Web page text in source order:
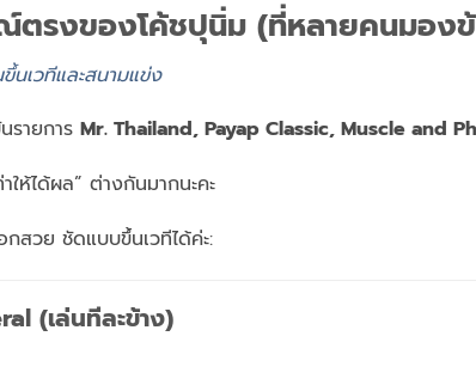
ตรงของโค้ชปุนิ่ม (ที่หลายคนมอง
นเวทีและสนามแข่ง
รายการ Mr. Thailand, Payap Classic, Muscle and
ให้ได้ผล” ต่างกันมากนะคะ
สวย ชัดแบบขึ้นเวทีได้ค่ะ:
(เล่นทีละข้าง)